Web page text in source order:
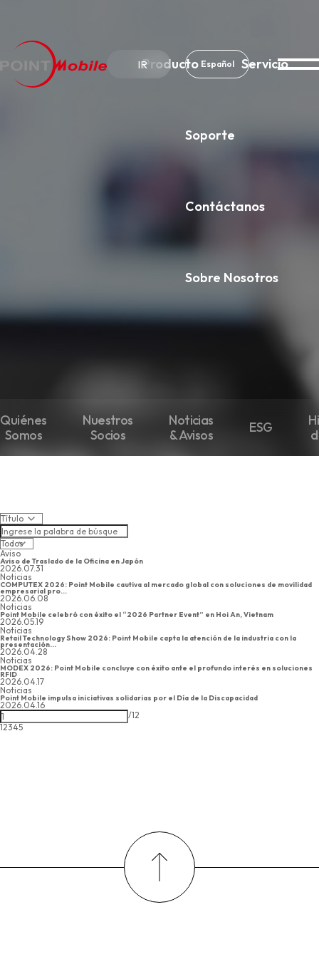
IR Español
Producto Servicio
Soporte
Contáctanos
Sobre Nosotros
Quiénes
Somos
Nuestros
Socios
Noticias
& Avisos
ESG
Aviso
Aviso de Traslado de la Oficina en Japón
2026.07.31
Noticias
COMPUTEX 2026: Point Mobile cautiva al mercado global con soluciones de movilidad
empresarial pro...
2026.06.08
Noticias
Point Mobile celebró con éxito el “2026 Partner Event” en Hoi An, Vietnam
2026.05.19
Noticias
Retail Technology Show 2026: Point Mobile capta la atención de la industria con la
presentación...
2026.04.28
Noticias
MODEX 2026: Point Mobile concluye con éxito ante el profundo interés en soluciones
RFID
2026.04.17
Noticias
Point Mobile impulsa iniciativas solidarias por el Día de la Discapacidad
2026.04.16
/12
12345